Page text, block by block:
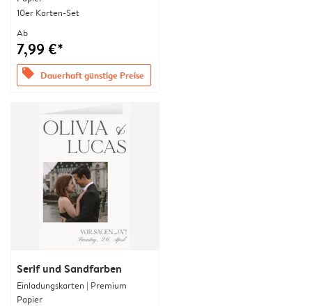
10er Karten-Set
Ab
7,99 €*
offers Dauerhaft günstige Preise
Serif und Sandfarben
Einladungskarten | Premium
Papier